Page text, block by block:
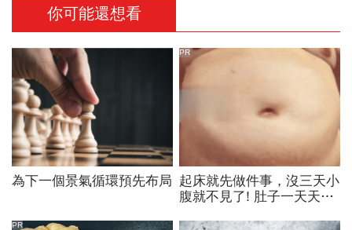
你可能還想看
為下一個景氣循環預先布局 起床就先做件事，沒三天小
腹就不見了! 肚子一天天變
PR
PR